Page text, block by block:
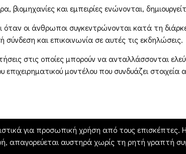
και εμπειρίες ενώνονται,
όταν οι άνθρωποι συγκεντρώνονται κατά τη
και επικοινωνία σε αυτές τις εκδηλώσεις.
στις οποίες μπορούν να ανταλλάσσονται
μοντέλου που συνδυάζει
για προσωπική χρήση από τους επισκέπτες.
απαγορεύεται αυστηρά χωρίς τη ρητή γραπτή